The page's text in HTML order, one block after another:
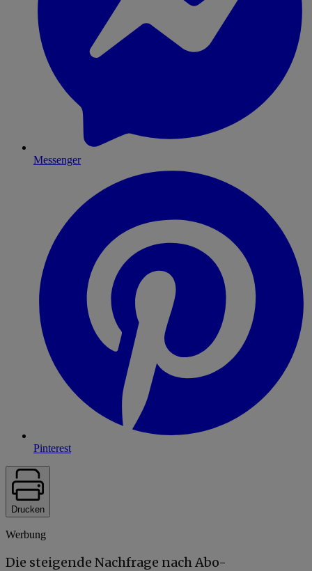
Messenger
Pinterest
Drucken
Werbung
Die steigende Nachfrage nach Abo-